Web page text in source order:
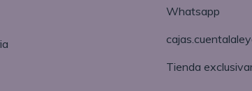
Whatsapp
Tienda